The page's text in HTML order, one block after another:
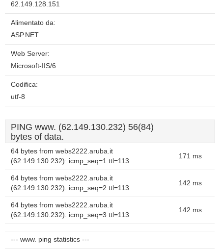
62.149.128.151
Alimentato da:
ASP.NET
Web Server:
Microsoft-IIS/6
Codifica:
utf-8
PING www. (62.149.130.232) 56(84)
bytes of data.
64 bytes from webs2222.aruba.it
(62.149.130.232): icmp_seq=1 ttl=113
171 ms
64 bytes from webs2222.aruba.it
(62.149.130.232): icmp_seq=2 ttl=113
142 ms
64 bytes from webs2222.aruba.it
(62.149.130.232): icmp_seq=3 ttl=113
142 ms
--- www. ping statistics ---